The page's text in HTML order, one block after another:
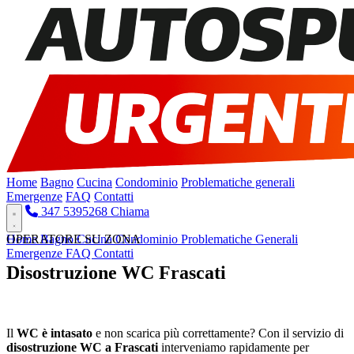
Home Bagno Cucina Condominio Problematiche generali
Emergenze FAQ Contatti
347 5395268 Chiama
HomeBagnoCucinaCondominio Problematiche Generali
Emergenze FAQ Contatti
OPERATORE SU ZONA
Disostruzione WC Frascati
Il WC è intasato e non scarica più correttamente? Con il servizio di
disostruzione WC a Frascati interveniamo rapidamente per